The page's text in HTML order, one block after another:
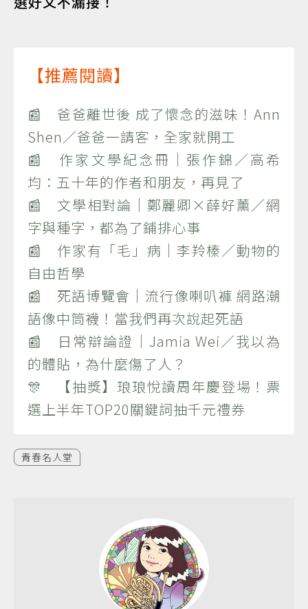
【推薦閱讀】
📰 爸爸離世後 成了懷念的滋味！Ann
Shen／爸爸一請客，全家就開工
📰 作家文學紀念冊｜張作錦／高希
均：五十年的作者和朋友，再見了
📰 文學相對論｜鄭麗卿×薛好薰／網
字與種字，都為了鋪排心事
📰 作家有「毛」病｜李羚榛／動物的
自由哲學
📰 死語博覽會｜流行像喇叭褲 網路潮
語像中筒襪！當我們再次說起死語
📰 日常辯論證｜Jamia Wei／我以為
的體貼，為什麼傷了人？
🎊 【抽獎】琅琅悅讀周年慶登場！票
選上半年TOP20關鍵詞抽千元禮券
青春名人堂